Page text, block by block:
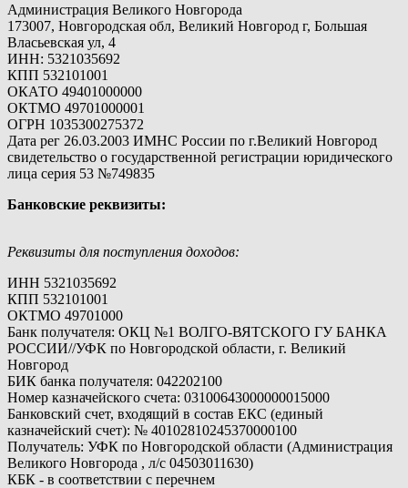
Администрация Великого Новгорода
173007, Новгородская обл, Великий Новгород г, Большая
Власьевская ул, 4
ИНН: 5321035692
КПП 532101001
ОКАТО 49401000000
ОКТМО 49701000001
ОГРН 1035300275372
Дата рег 26.03.2003 ИМНС России по г.Великий Новгород
свидетельство о государственной регистрации юридического
лица серия 53 №749835
Банковские реквизиты:
Реквизиты для поступления доходов:
ИНН 5321035692
КПП 532101001
ОКТМО 49701000
Банк получателя: ОКЦ №1 ВОЛГО-ВЯТСКОГО ГУ БАНКА
РОССИИ//УФК по Новгородской области, г. Великий
Новгород
БИК банка получателя: 042202100
Номер казначейского счета: 03100643000000015000
Банковский счет, входящий в состав ЕКС (единый
казначейский счет): № 40102810245370000100
Получатель: УФК по Новгородской области (Администрация
Великого Новгорода , л/c 04503011630)
КБК - в соответствии с перечнем